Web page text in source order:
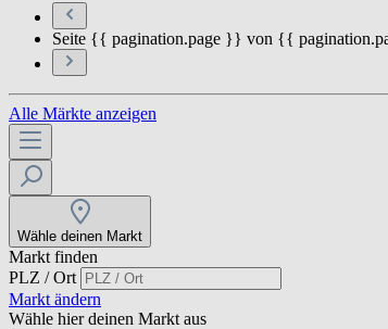
Seite {{ pagination.page }} von {{
Alle Märkte anzeigen
Wähle deinen Markt
Markt finden
PLZ / Ort
Markt ändern
Wähle hier deinen Markt aus